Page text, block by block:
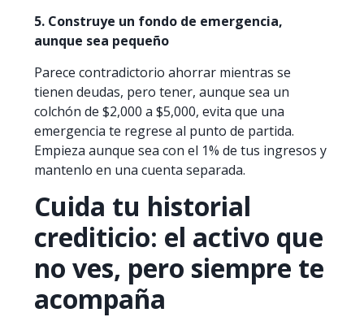
5. Construye un fondo de emergencia,
aunque sea pequeño
Parece contradictorio ahorrar mientras se
tienen deudas, pero tener, aunque sea un
colchón de $2,000 a $5,000, evita que una
emergencia te regrese al punto de partida.
Empieza aunque sea con el 1% de tus ingresos y
mantenlo en una cuenta separada.
Cuida tu historial
crediticio: el activo que
no ves, pero siempre te
acompaña